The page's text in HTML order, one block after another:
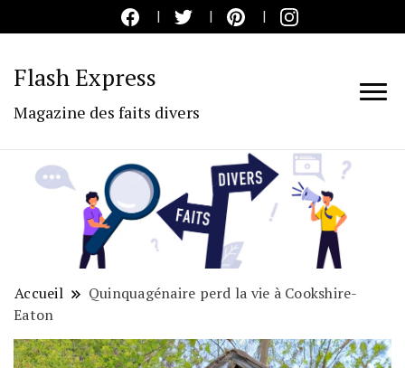
Flash Express
Magazine des faits divers
Accueil
Quinquagénaire perd la vie à Cookshire-
Eaton